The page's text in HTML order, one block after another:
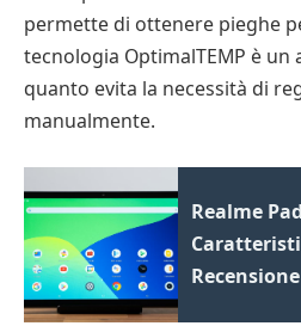
permette di ottenere pieghe
tecnologia OptimalTEMP è
quanto evita la necessità di
manualmente.
Realme Pad